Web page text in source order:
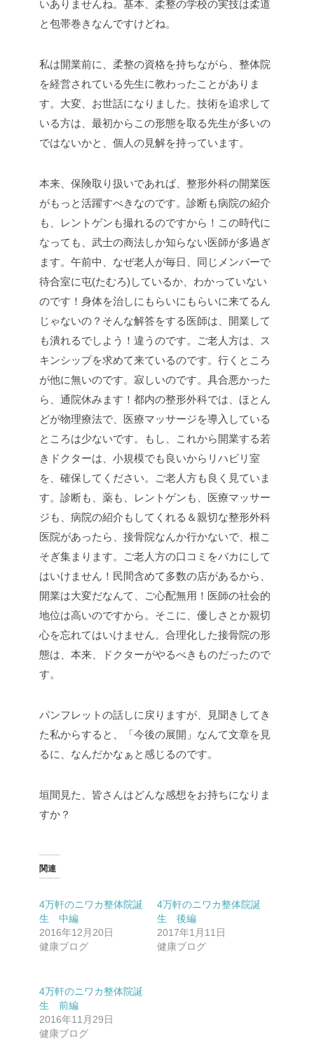
いありませんね。基本、柔整の学校の実技は柔道
と包帯巻きなんですけどね。
私は開業前に、柔整の資格を持ちながら、整体院
を経営されている先生に教わったことがありま
す。大変、お世話になりました。技術を追求して
いる方は、最初からこの形態を取る先生が多いの
ではないかと、個人の見解を持っています。
本来、保険取り扱いであれば、整形外科の開業医
がもっと活躍すべきなのです。診断も病院の紹介
も、レントゲンも撮れるのですから！この時代に
なっても、武士の商法しか知らない医師が多過ぎ
ます。午前中、なぜ老人が毎日、同じメンバーで
待合室に屯(たむろ)しているか、わかっていない
のです！身体を治しにもらいにもらいに来てるん
じゃないの？そんな解答をする医師は、開業して
も潰れるでしよう！違うのです。ご老人方は、ス
キンシップを求めて来ているのです。行くところ
が他に無いのです。寂しいのです。具合悪かった
ら、通院休みます！都内の整形外科では、ほとん
どが物理療法で、医療マッサージを導入している
ところは少ないです。もし、これから開業する若
きドクターは、小規模でも良いからリハビリ室
を、確保してください。ご老人方も良く見ていま
す。診断も、薬も、レントゲンも、医療マッサー
ジも、病院の紹介もしてくれる＆親切な整形外科
医院があったら、接骨院なんか行かないで、根こ
そぎ集まります。ご老人方の口コミをバカにして
はいけません！民間含めて多数の店があるから、
開業は大変だなんて、ご心配無用！医師の社会的
地位は高いのですから。そこに、優しさとか親切
心を忘れてはいけません。合理化した接骨院の形
態は、本来、ドクターがやるべきものだったので
す。
パンフレットの話しに戻りますが、見聞きしてき
た私からすると、「今後の展開」なんて文章を見
るに、なんだかなぁと感じるのです。
垣間見た、皆さんはどんな感想をお持ちになりま
すか？
関連
4万軒のニワカ整体院誕
生 中編
2016年12月20日
健康ブログ
4万軒のニワカ整体院誕
生 後編
2017年1月11日
健康ブログ
4万軒のニワカ整体院誕
生 前編
2016年11月29日
健康ブログ